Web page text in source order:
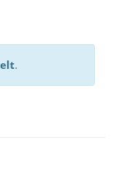
.